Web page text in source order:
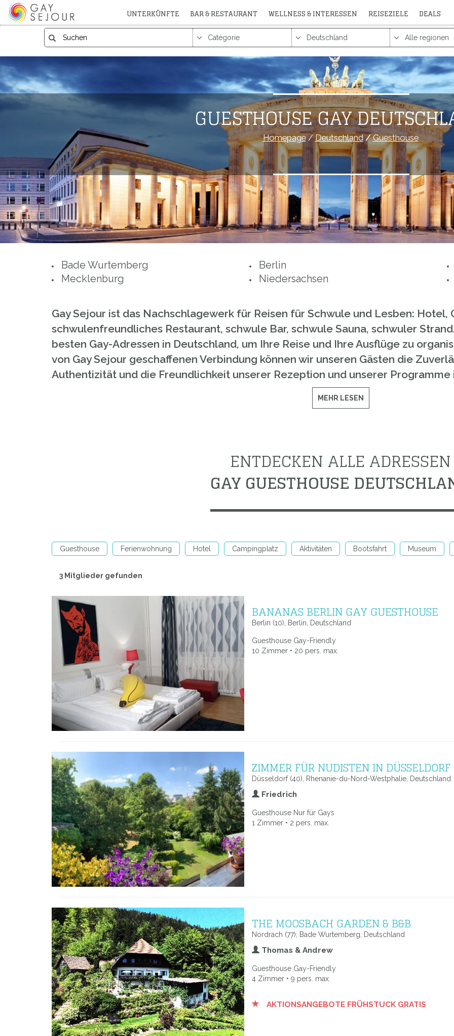
UNTERKÜNFTE BAR & RESTAURANT WELLNESS & INTERESSEN REISEZIELE DEALS
GUESTHOUSE GAY
Homepage/Deutschland/Guesthouse
Bade Wurtemberg
Berlin
Mecklenburg
Niedersachsen
Gay Sejour ist das Nachschlagewerk für Reisen für Schwule und Lesben: Hotel,
schwulenfreundliches Restaurant, schwule Bar, schwule Sauna, schwuler
besten Gay-Adressen in Deutschland, um Ihre Reise und Ihre Ausflüge zu
von Gay Sejour geschaffenen Verbindung können wir unseren Gästen die
Authentizität und die Freundlichkeit unserer Rezeption und unserer
MEHR LESEN
ENTDECKEN ALLE ADRESSEN
GAY GUESTHOUSE
Guesthouse Ferienwohnung Hotel Campingplatz Aktivitäten Bootsfahrt Museum
3 Mitglieder gefunden
BANANAS BERLIN GAY GUESTHOUSE
Berlin (10), Berlin, Deutschland
Guesthouse Gay-Friendly
10 Zimmer • 20 pers. max.
ZIMMER FÜR NUDISTEN IN DÜSSELDORF
Düsseldorf (40), Rhenanie-du-Nord-Westphalie, Deutschland
Friedrich
Guesthouse Nur für Gays
1 Zimmer • 2 pers. max.
THE MOOSBACH GARDEN & B&B
Nordrach (77), Bade Wurtemberg, Deutschland
Thomas & Andrew
Guesthouse Gay-Friendly
4 Zimmer • 9 pers. max.
AKTIONSANGEBOTE FRÜHSTUCK GRATIS